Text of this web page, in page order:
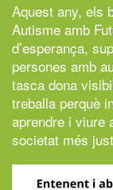
Aquest any, els
Autisme amb
d’esperança,
persones amb
tasca dona
treballa perquè
aprendre i viure
societat més